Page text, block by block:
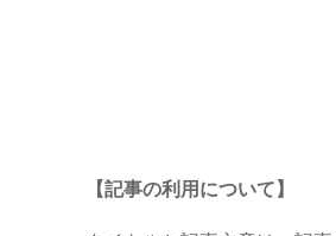
【記事の利用について】